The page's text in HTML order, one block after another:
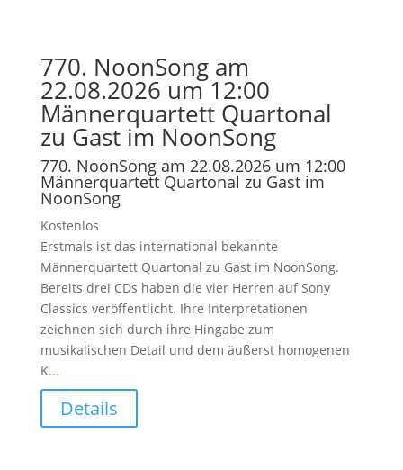
770. NoonSong am
22.08.2026 um 12:00
Männerquartett Quartonal
zu Gast im NoonSong
770. NoonSong am 22.08.2026 um 12:00
Männerquartett Quartonal zu Gast im
NoonSong
Kostenlos
Erstmals ist das international bekannte
Männerquartett Quartonal zu Gast im NoonSong.
Bereits drei CDs haben die vier Herren auf Sony
Classics veröffentlicht. Ihre Interpretationen
zeichnen sich durch ihre Hingabe zum
musikalischen Detail und dem äußerst homogenen
K...
Details